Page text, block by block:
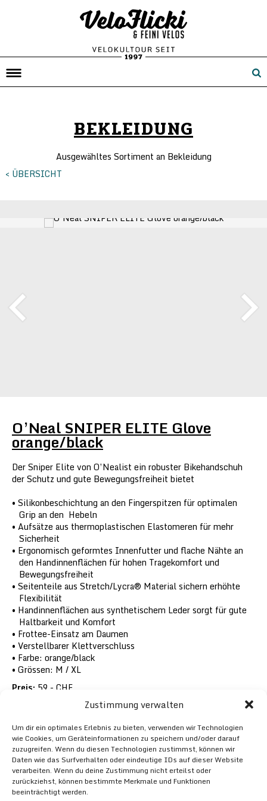
Zustimmung verwalten
Um dir ein optimales Erlebnis zu bieten, verwenden wir Technologien
wie Cookies, um Geräteinformationen zu speichern und/oder darauf
zuzugreifen. Wenn du diesen Technologien zustimmst, können wir
Daten wie das Surfverhalten oder eindeutige IDs auf dieser Website
verarbeiten. Wenn du deine Zustimmung nicht erteilst oder
zurückziehst, können bestimmte Merkmale und Funktionen
beeinträchtigt werden.
BEKLEIDUNG
Ausgewähltes Sortiment an Bekleidung
< ÜBERSICHT
O’Neal SNIPER ELITE Glove
orange/black
Der Sniper Elite von O’Nealist ein robuster Bikehandschuh
der Schutz und gute Bewegungsfreiheit bietet
Silikonbeschichtung an den Fingerspitzen für optimalen
Grip an den Hebeln
Aufsätze aus thermoplastischen Elastomeren für mehr
Sicherheit
Ergonomisch geformtes Innenfutter und flache Nähte an
den Handinnenflächen für hohen Tragekomfort und
Bewegungsfreiheit
Seitenteile aus Stretch/Lycra® Material sichern erhöhte
Flexibilität
Handinnenflächen aus synthetischem Leder sorgt für gute
Haltbarkeit und Komfort
Frottee-Einsatz am Daumen
Verstellbarer Klettverschluss
Farbe: orange/black
Grössen: M / XL
Preis: 59.- CHF